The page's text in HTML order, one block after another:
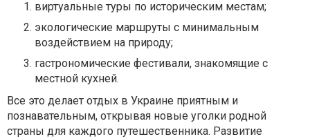
виртуальные туры по историческим местам;
экологические маршруты с минимальным
воздействием на природу;
гастрономические фестивали, знакомящие с
местной кухней.
Все это делает отдых в Украине приятным и
познавательным, открывая новые уголки родной
страны для каждого путешественника. Развитие